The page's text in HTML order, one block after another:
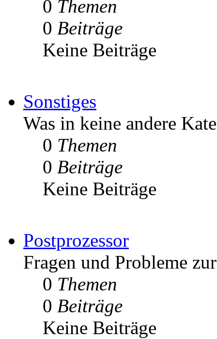
0 Themen
0 Beiträge
Keine Beiträge
Sonstiges
Was in keine andere
0 Themen
0 Beiträge
Keine Beiträge
Postprozessor
Fragen und Probleme
0 Themen
0 Beiträge
Keine Beiträge